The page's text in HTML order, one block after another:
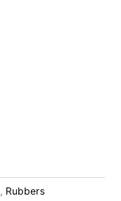
Rubbers